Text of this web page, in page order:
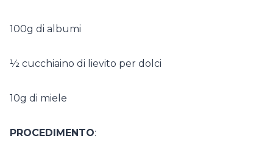
100g di albumi
½ cucchiaino di lievito per dolci
10g di miele
PROCEDIMENTO: